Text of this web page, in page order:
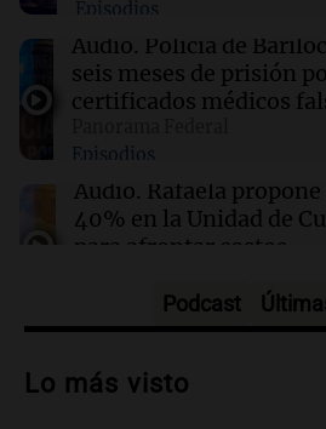
09:11 Tenis
Mariano Navone se
la tercera ronda del
El Gobierno de Santa Fe
96% de los docentes
durante el paro
Episodios
Audio. Policía de
seis meses de prisión
certificados médicos
Episodios
Audio. Rafaela
40% en la Unidad de
para afrontar costos
Audio.Ataque a
en los barrios Nogales
Podcast
Lo más visto